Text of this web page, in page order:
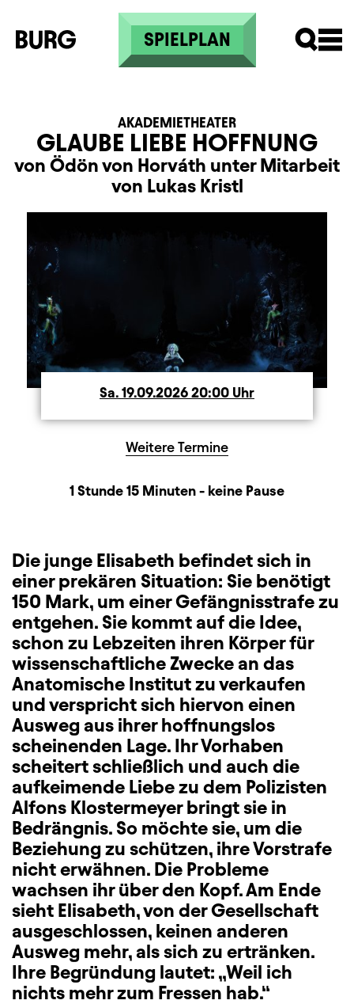
Direkt zum Inhalt
SPIELPLAN
GLAUBE LIEBE HOFFNUNG
AKADEMIETHEATER
von Ödön von Horváth unter Mitarbeit
von Lukas Kristl
Sa. Samstag
19.09.2026 20:00Uhr
Weitere Termine
BeschreibungInformation
Dauer und Pausen
1 Stunde 15 Minuten - keine Pause
Die junge Elisabeth befindet sich in
einer prekären Situation: Sie benötigt
150 Mark, um einer Gefängnisstrafe zu
entgehen. Sie kommt auf die Idee,
schon zu Lebzeiten ihren Körper für
wissenschaftliche Zwecke an das
Anatomische Institut zu verkaufen
und verspricht sich hiervon einen
Ausweg aus ihrer hoffnungslos
scheinenden Lage. Ihr Vorhaben
scheitert schließlich und auch die
aufkeimende Liebe zu dem Polizisten
Alfons Klostermeyer bringt sie in
Bedrängnis. So möchte sie, um die
Beziehung zu schützen, ihre Vorstrafe
nicht erwähnen. Die Probleme
wachsen ihr über den Kopf. Am Ende
sieht Elisabeth, von der Gesellschaft
ausgeschlossen, keinen anderen
Ausweg mehr, als sich zu ertränken.
Ihre Begründung lautet: „Weil ich
nichts mehr zum Fressen hab.“